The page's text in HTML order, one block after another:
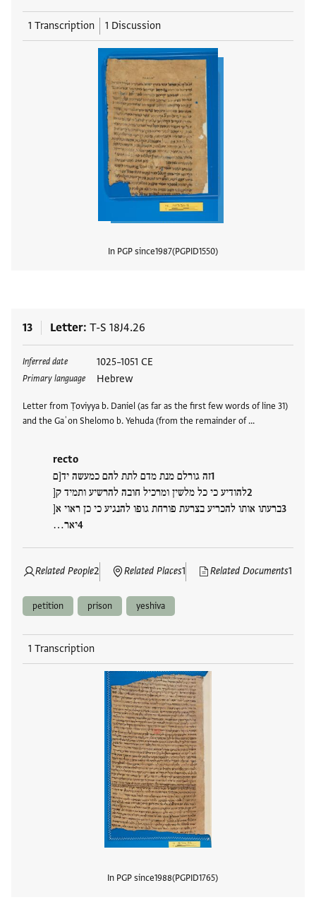
1 Transcription 1 Discussion
In PGP since1987 PGPID1550
13 Letter T-S 18J4.26
Inferred date 1025–1051 CE
Primary language Hebrew
Letter from Ṭoviyya b. Daniel (as far as the first few words of line 31)
and the Gaʾon Shelomo b. Yehuda (from the remainder of …
recto
זה גורלם מנת מדם לתת להם כמעשה יד[ם
להודיע כי כל מלשין ומרכיל חובה להרשיע ותמיד ק[
ברעתו אותו להכריע בצרעת פורחת גופו להנגיע כי כן ראוי א[
יאר…
Related People2 Related Places1 Related Documents1
Tags
petition prison yeshiva
1 Transcription
In PGP since1988 PGPID1765